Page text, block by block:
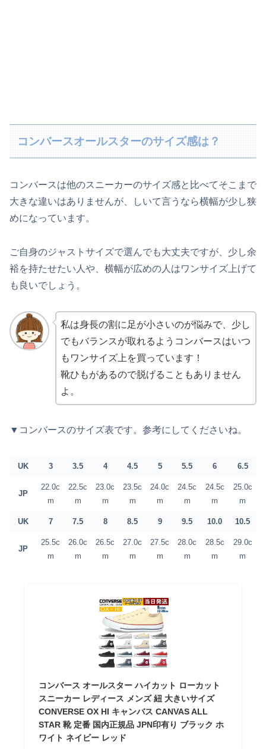
コンバースオールスターのサイズ感は？
コンバースは他のスニーカーのサイズ感と比べてそこまで
大きな違いはありませんが、しいて言うなら横幅が少し狭
めになっています。
ご自身のジャストサイズで選んでも大丈夫ですが、少し余
裕を持たせたい人や、横幅が広めの人はワンサイズ上げて
も良いでしょう。
私は身長の割に足が小さいのが悩みで、少し
でもバランスが取れるようコンバースはいつ
もワンサイズ上を買っています！
靴ひもがあるので脱げることもありません
よ。
▼コンバースのサイズ表です。参考にしてくださいね。
UK 3 3.5 4 4.5 5 5.5 6 6.5
JP
22.0c
m
22.5c
m
23.0c
m
23.5c
m
24.0c
m
24.5c
m
24.5c
m
25.0c
m
UK 7 7.5 8 8.5 9 9.5 10.0 10.5
JP
25.5c
m
26.0c
m
26.5c
m
27.0c
m
27.5c
m
28.0c
m
28.5c
m
29.0c
m
コンバース オールスター ハイカット ローカット
スニーカー レディース メンズ 紐 大きいサイズ
CONVERSE OX HI キャンバス CANVAS ALL
STAR 靴 定番 国内正規品 JPN印有り ブラック ホ
ワイト ネイビー レッド